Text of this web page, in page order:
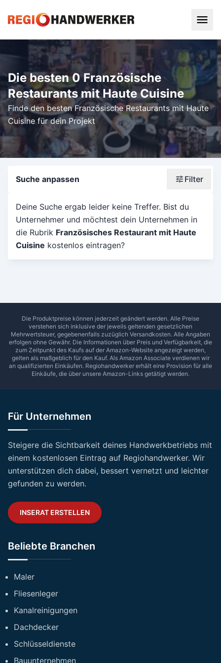
Die besten 0 Französische
Restaurants mit Haute Cuisine
Finde den besten Französische Restaurants mit Haute
Cuisine für dein Projekt
Suche anpassen Filter
Wonach suchst du?
Stadt oder Postleitzahl
Umkreis in Km
5 10 15 20 25 30
SUCHEN
Deine Suche ergab leider keine Treffer. Bist du
Unternehmer und möchtest dein Unternehmen in
die Rubrik Französisches Restaurant mit Haute
Cuisine kostenlos eintragen?
Die Produktpreise können jederzeit geändert werden. Alle Preise
verstehen sich inklusive der jeweils geltenden gesetzlichen
Mehrwertsteuer, gegebenenfalls zuzüglich Versandkosten. Alle Angaben
erfolgen ohne Gewähr. Die Informationen über Preis und Verfügbarkeit, die
zum Zeitpunkt des Kaufs auf der Amazon-Website angezeigt werden,
gelten als maßgeblich für den Kauf. Als Amazon Associate verdienen wir
an qualifizierten Einkäufen. Regiohandwerker erhält eine Provision für alle
Einkäufe, die über unsere Amazon-Links getätigt werden.
Für Unternehmen
Steigere die Sichtbarkeit deines Handwerkbetriebs mit
einem kostenlosen Eintrag auf Regiohandwerker. Wir
unterstützen dich dabei, bessert vernetzt und leichter
gefunden zu werden.
INSERAT ERSTELLEN
Beliebte Branchen
Maler
Fliesenleger
Kanalreinigungen
Dachdecker
Schlüsseldienste
Bauunternehmen